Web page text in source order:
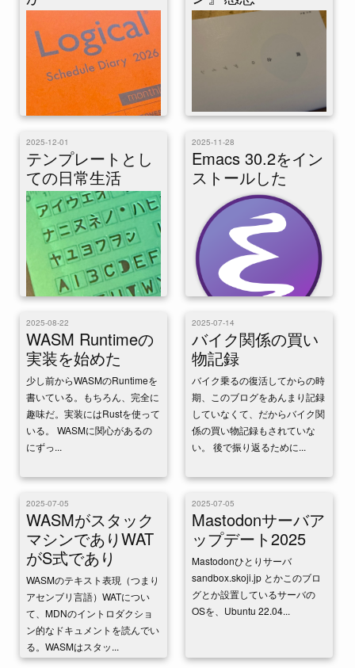
です。ブログの設定更新も日記
これはひとりアドベントカレン
ダー「日記ぽい」3日目の記事
です。日記ってなんだったっ
け？ ブログ書いてればそれは
日記ではないか。かつて...
これはひとりアドベントカレン
ダー「日記ぽい」2日目の記事
です。本の感想だけを書いた日
記はあり得るのではないか。
先日、ISBbook...
2025-12-01
テンプレートとし
ての日常生活
これはひとりアドベントカレン
ダー「日記ぽい」1日目の記事
です。 初日の今日は変化のな
い日常の話をする。 ここ数
年、私の生活は代わり...
2025-11-28
Emacs 30.2をイン
ストールした
これまでbrewのemacs-macの
Emacs 29を使ってきたのだ
が、30も既に30.2が出ている。
久しぶりに手元でビルドした
も...
2025-08-22
WASM Runtimeの
実装を始めた
少し前からWASMのRuntimeを
書いている。もちろん、完全に
趣味だ。実装にはRustを使って
いる。 WASMに関心があるの
にずっ...
2025-07-14
バイク関係の買い
物記録
バイク乗るの復活してからの時
期、このブログをあんまり記録
していなくて、だからバイク関
係の買い物記録もされていな
い。 後で振り返るために...
2025-07-05
WASMがスタック
マシンでありWAT
がS式であり
WASMのテキスト表現（つまり
アセンブリ言語）WATについ
て、MDNのイントロダクショ
ン的なドキュメントを読んでい
る。WASMはスタッ...
2025-07-05
Mastodonサーバア
ップデート2025
Mastodonひとりサーバ
sandbox.skoji.jp とかこのブロ
グとか設置しているサーバの
OSを、Ubuntu 22.04...